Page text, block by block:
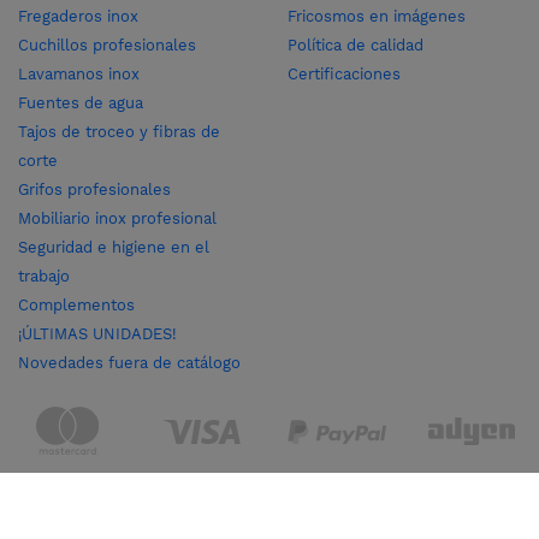
Fregaderos inox
Cuchillos profesionales
Lavamanos inox
Fuentes de agua
Tajos de troceo y fibras de
corte
Grifos profesionales
Mobiliario inox profesional
Seguridad e higiene en el
trabajo
Complementos
¡ÚLTIMAS UNIDADES!
Novedades fuera de catálogo
Fricosmos en imágenes
Política de calidad
Certificaciones